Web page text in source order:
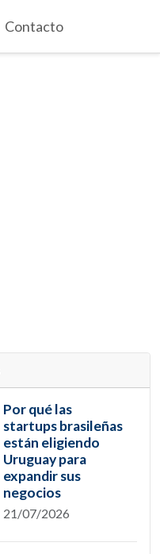
Contacto
Por qué las
startups brasileñas
están eligiendo
Uruguay para
expandir sus
negocios
21/07/2026